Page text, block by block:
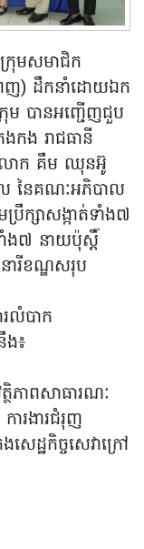
រុមសមាជិក
េញ) ដឹកនាំដោយឯក
រុម បានអញ្ជើញជួប
ងកង រាជធានី
លោក គឹម ឈុនអ៊ូ
ល នៃគណៈអភិបាល
ក្សាសង្កាត់ទាំង៧
ាំង៧ នាយប៉ុស្តិ៍
រីខណ្ឌសរុប
រលំបាក
៖
ាពសាធារណៈ
ារងារជំរុញ
េដ្ឋកិច្ចសេវាក្រៅ